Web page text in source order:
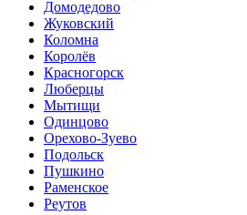
Домодедово
Жуковский
Коломна
Королёв
Красногорск
Люберцы
Мытищи
Одинцово
Орехово-Зуево
Подольск
Пушкино
Раменское
Реутов